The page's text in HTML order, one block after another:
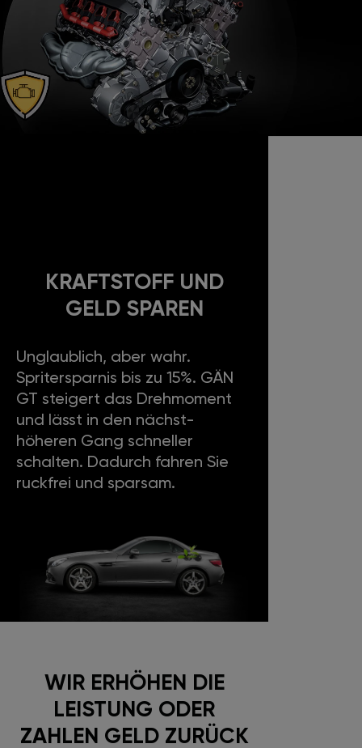
KRAFTSTOFF UND
GELD SPAREN
Unglaublich, aber wahr.
Spritersparnis bis zu 15%. GÄN
GT steigert das Drehmoment
und lässt in den nächst-
höheren Gang schneller
schalten. Dadurch fahren Sie
ruckfrei und sparsam.
WIR ERHÖHEN DIE
LEISTUNG ODER
ZAHLEN GELD ZURÜCK